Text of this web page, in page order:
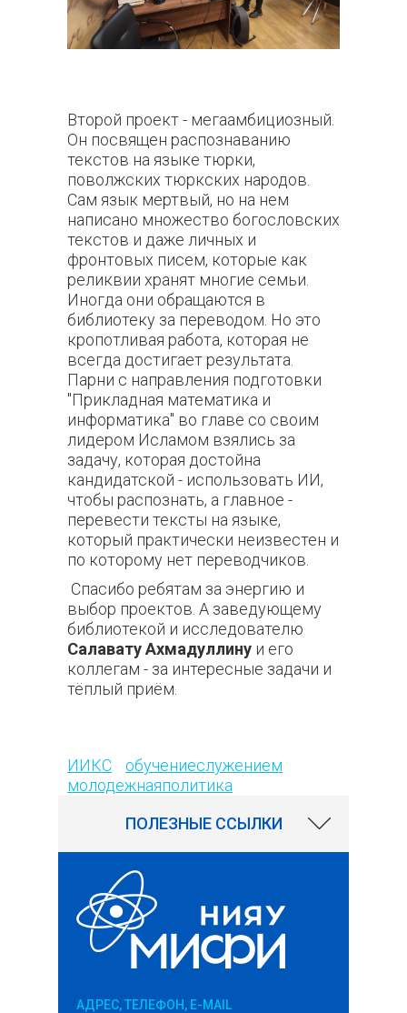
Второй проект - мегаамбициозный.
Он посвящен распознаванию
текстов на языке тюрки,
поволжских тюркских народов.
Сам язык мертвый, но на нем
написано множество богословских
текстов и даже личных и
фронтовых писем, которые как
реликвии хранят многие семьи.
Иногда они обращаются в
библиотеку за переводом. Но это
кропотливая работа, которая не
всегда достигает результата.
Парни с направления подготовки
"Прикладная математика и
информатика" во главе со своим
лидером Исламом взялись за
задачу, которая достойна
кандидатской - использовать ИИ,
чтобы распознать, а главное -
перевести тексты на языке,
который практически неизвестен и
по которому нет переводчиков.
Спасибо ребятам за энергию и
выбор проектов. А заведующему
библиотекой и исследователю
Салавату Ахмадуллину и его
коллегам - за интересные задачи и
тёплый приём.
ИИКС
обучениеслужением
молодежнаяполитика
ПОЛЕЗНЫЕ ССЫЛКИ
АДРЕС, ТЕЛЕФОН, E-MAIL